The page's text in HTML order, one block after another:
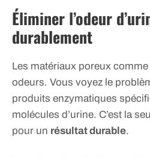
Éliminer l’odeur
durablement
Les matériaux poreux
odeurs. Vous voyez le
produits enzymatiques
molécules d’urine. C’est la
pour un résultat durable.